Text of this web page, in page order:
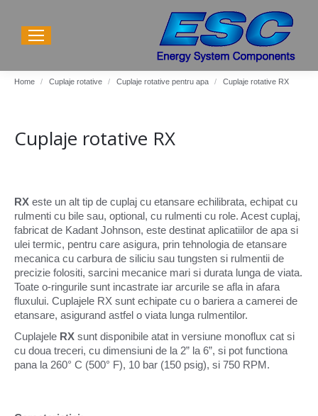
You are here:
Home Cuplaje rotative Cuplaje rotative pentru apa Cuplaje rotative RX
Cuplaje rotative RX
RX este un alt tip de cuplaj cu etansare echilibrata, echipat cu
rulmenti cu bile sau, optional, cu rulmenti cu role. Acest cuplaj,
fabricat de Kadant Johnson, este destinat aplicatiilor de apa si
ulei termic, pentru care asigura, prin tehnologia de etansare
mecanica cu carbura de siliciu sau tungsten si rulmentii de
precizie folositi, sarcini mecanice mari si durata lunga de viata.
Toate o-ringurile sunt incastrate iar arcurile se afla in afara
fluxului. Cuplajele RX sunt echipate cu o bariera a camerei de
etansare, asigurand astfel o viata lunga rulmentilor.
Cuplajele RX sunt disponibile atat in versiune monoflux cat si
cu doua treceri, cu dimensiuni de la 2” la 6”, si pot functiona
pana la 260° C (500° F), 10 bar (150 psig), si 750 RPM.